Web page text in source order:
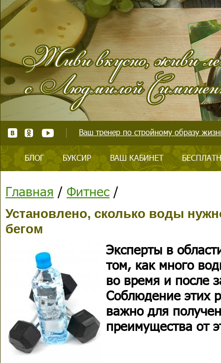
Ваш тренер по стройному образу
БЛОГ БУКСИР ВАШ КАБИНЕТ
Главная / Фитнес /
Установлено, сколько воды
бегом
Эксперты в
том, как много
во время и после
Соблюдение этих
важно для
преимущества от